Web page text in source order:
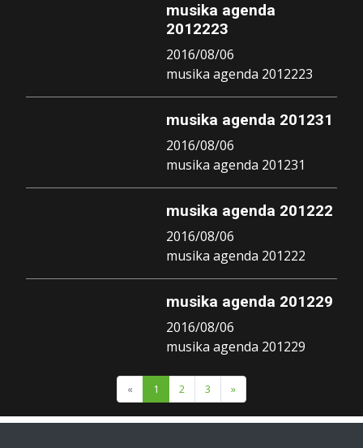
musika agenda
2012223
2016/08/06
musika agenda 2012223
musika agenda 201231
2016/08/06
musika agenda 201231
musika agenda 201222
2016/08/06
musika agenda 201222
musika agenda 201229
2016/08/06
musika agenda 201229
« 1 2 3 »